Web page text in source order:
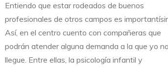
Entiendo que estar rodeados de buenos
profesionales de otros campos es
Así, en el centro cuento con compañeras que
podrán atender alguna demanda a la que yo no
llegue. Entre ellas, la psicología infantil y